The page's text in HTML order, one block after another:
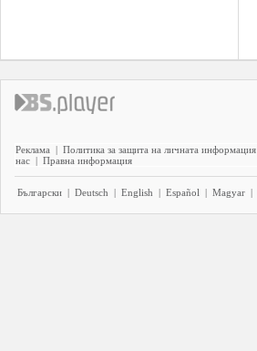
Реклама | Политика за защита на личната информация
нас | Правна информация
Български | Deutsch | English | Español | Magyar |